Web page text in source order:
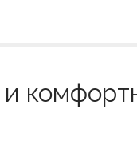
и